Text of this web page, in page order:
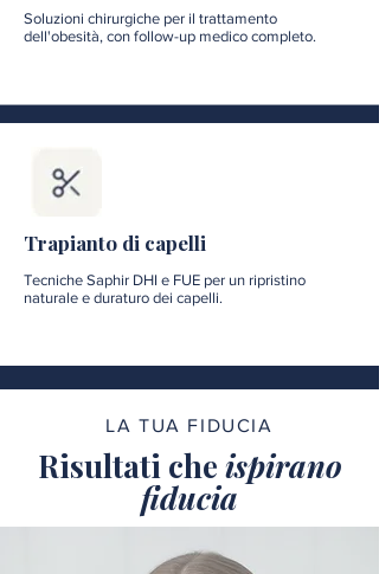
Soluzioni chirurgiche per il trattamento
dell'obesità, con follow-up medico completo.
Trapianto di capelli
Tecniche Saphir DHI e FUE per un ripristino
naturale e duraturo dei capelli.
LA TUA FIDUCIA
Risultati che ispirano
fiducia